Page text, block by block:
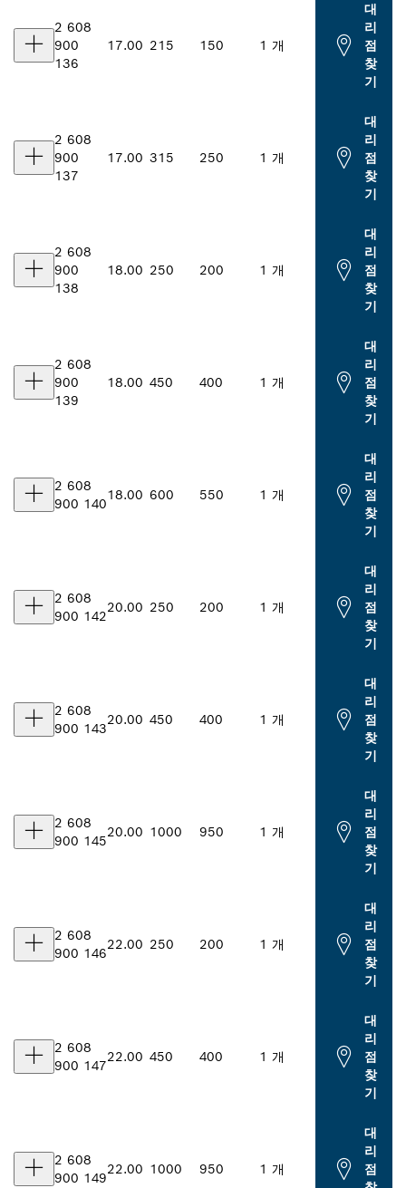
2 608
900
136
17.00 215 150 1 개
대
리
점
찾
기
2 608
900
137
17.00 315 250 1 개
대
리
점
찾
기
2 608
900
138
18.00 250 200 1 개
대
리
점
찾
기
2 608
900
139
18.00 450 400 1 개
대
리
점
찾
기
2 608
900 140
18.00 600 550 1 개
대
리
점
찾
기
2 608
900 142
20.00 250 200 1 개
대
리
점
찾
기
2 608
900 143
20.00 450 400 1 개
대
리
점
찾
기
2 608
900 145
20.00 1000 950 1 개
대
리
점
찾
기
2 608
900 146
22.00 250 200 1 개
대
리
점
찾
기
2 608
900 147
22.00 450 400 1 개
대
리
점
찾
기
2 608
900 149
22.00 1000 950 1 개
대
리
점